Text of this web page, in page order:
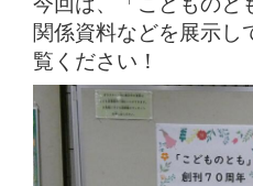
関係資料などを展示し
覧ください！